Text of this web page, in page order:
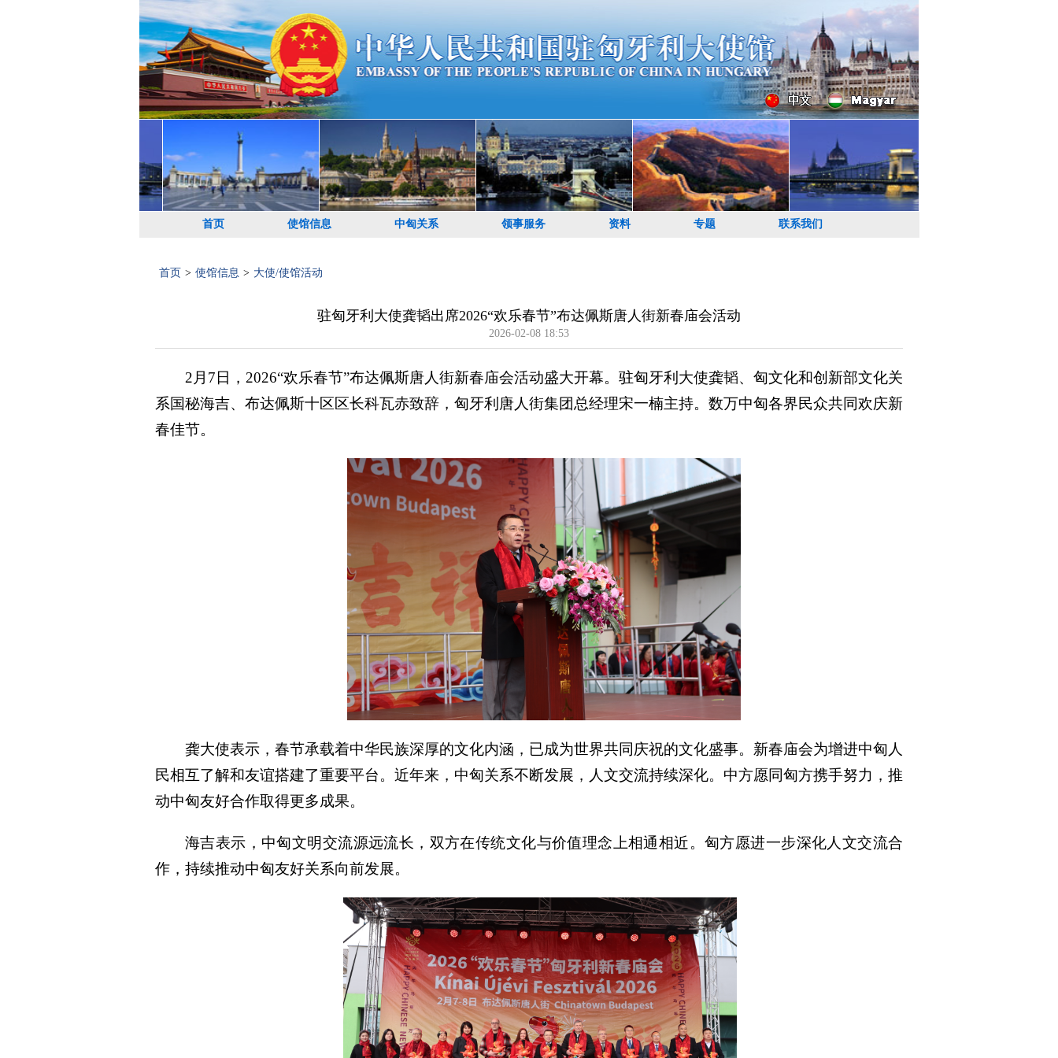
首页 使馆信息 中匈关系 领事服务 资料 专题 联系我们
首页 > 使馆信息 > 大使/使馆活动
驻匈牙利大使龚韬出席2026“欢乐春节”布达佩斯唐人街新春庙会活动
2026-02-08 18:53
2月7日，2026“欢乐春节”布达佩斯唐人街新春庙会活动盛大开幕。驻匈牙利大使龚韬、匈文化和创新部文化关
系国秘海吉、布达佩斯十区区长科瓦赤致辞，匈牙利唐人街集团总经理宋一楠主持。数万中匈各界民众共同欢庆新
春佳节。
龚大使表示，春节承载着中华民族深厚的文化内涵，已成为世界共同庆祝的文化盛事。新春庙会为增进中匈人
民相互了解和友谊搭建了重要平台。近年来，中匈关系不断发展，人文交流持续深化。中方愿同匈方携手努力，推
动中匈友好合作取得更多成果。
海吉表示，中匈文明交流源远流长，双方在传统文化与价值理念上相通相近。匈方愿进一步深化人文交流合
作，持续推动中匈友好关系向前发展。